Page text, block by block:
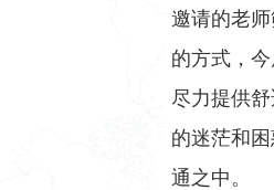
邀请的老
的方式，
尽力提供
的迷茫和
通之中。